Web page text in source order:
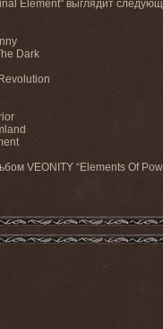
Element" выглядит
Dark
VEONITY “Elements Of